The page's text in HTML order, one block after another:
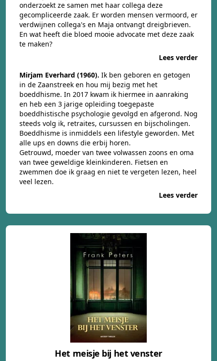
onderzoekt ze samen met haar collega deze
gecompliceerde zaak. Er worden mensen vermoord, er
verdwijnen collega's en Maja ontvangt dreigbrieven.
En wat heeft die bloed mooie advocate met deze zaak
te maken?
Lees verder
Mirjam Everhard (1960). Ik ben geboren en getogen
in de Zaanstreek en hou mij bezig met het
boeddhisme. In 2017 kwam ik hiermee in aanraking
en heb een 3 jarige opleiding toegepaste
boeddhistische psychologie gevolgd en afgerond. Nog
steeds volg ik, retraites, cursussen en bijscholingen.
Boeddhisme is inmiddels een lifestyle geworden. Met
alle ups en downs die erbij horen.
Getrouwd, moeder van twee volwassen zoons en oma
van twee geweldige kleinkinderen. Fietsen en
zwemmen doe ik graag en niet te vergeten lezen, heel
veel lezen.
Lees verder
Het meisje bij het venster